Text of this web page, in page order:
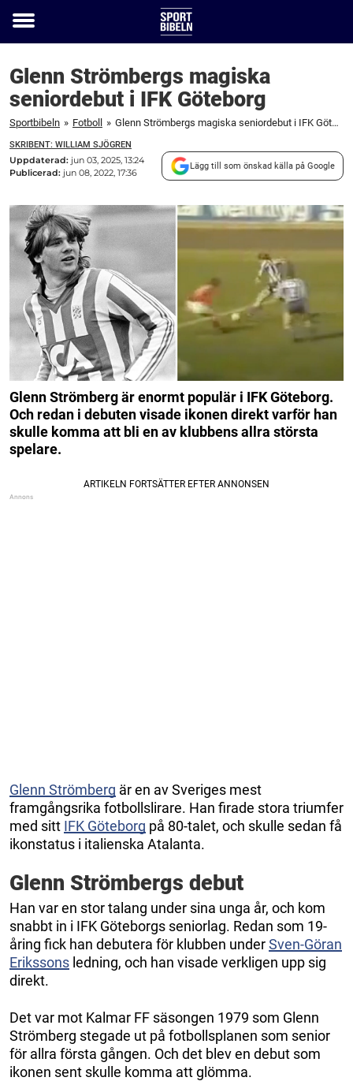
Toggle
Glenn Strömbergs magiska
seniordebut i IFK Göteborg
Sportbibeln » Fotboll » Glenn Strömbergs magiska seniordebut i IFK Göteborg
SKRIBENT: WILLIAM SJÖGREN
Uppdaterad: jun 03, 2025, 13:24
Publicerad: jun 08, 2022, 17:36
Lägg till som önskad källa på Google
Glenn Strömberg är enormt populär i IFK Göteborg.
Och redan i debuten visade ikonen direkt varför han
skulle komma att bli en av klubbens allra största
spelare.
Glenn Strömberg är en av Sveriges mest
framgångsrika fotbollslirare. Han firade stora triumfer
med sitt IFK Göteborg på 80-talet, och skulle sedan få
ikonstatus i italienska Atalanta.
Glenn Strömbergs debut
Han var en stor talang under sina unga år, och kom
snabbt in i IFK Göteborgs seniorlag. Redan som 19-
åring fick han debutera för klubben underSven-Göran
Erikssons ledning, och han visade verkligen upp sig
direkt.
Det var mot Kalmar FF säsongen 1979 som Glenn
Strömberg stegade ut på fotbollsplanen som senior
för allra första gången. Och det blev en debut som
ikonen sent skulle komma att glömma.